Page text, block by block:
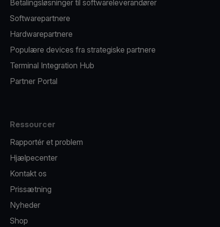
Betalingsløsninger til softwareleverandører
Softwarepartnere
Hardwarepartnere
Populære devices fra strategiske partnere
Terminal Integration Hub
Partner Portal
Ressourcer
Rapportér et problem
Hjælpecenter
Kontakt os
Prissætning
Nyheder
Shop